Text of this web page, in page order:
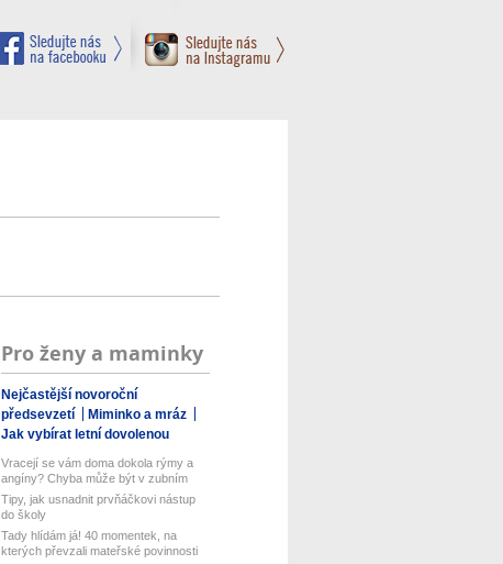
Pro ženy a maminky
Nejčastější novoroční
předsevzetí
Miminko a mráz
Jak vybírat letní dovolenou
Vracejí se vám doma dokola rýmy a
angíny? Chyba může být v zubním
kart...
Tipy, jak usnadnit prvňáčkovi nástup
do školy
Tady hlídám já! 40 momentek, na
kterých převzali mateřské povinnosti